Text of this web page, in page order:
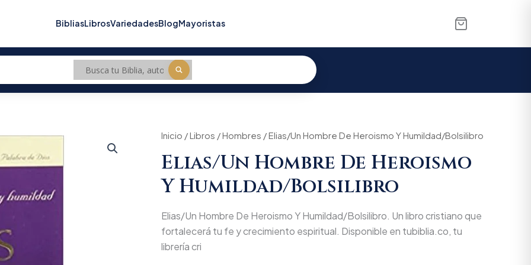
BibliasLibrosVariedadesBlogMayoristas
Inicio /Libros /Hombres / Elias/Un Hombre De Heroismo Y Humildad/Bolsilibro
Elias/Un Hombre De Heroismo
Y Humildad/Bolsilibro
Elias/Un Hombre De Heroismo Y Humildad/Bolsilibro. Un libro cristiano que
fortalecerá tu fe y crecimiento espiritual. Disponible en tubiblia.co, tu
librería cri
Original
price
was:
$30.900.
Current
price
is:
$29.355.
Elias/Un
De
Heroismo
Y
Humildad/Bolsilibro